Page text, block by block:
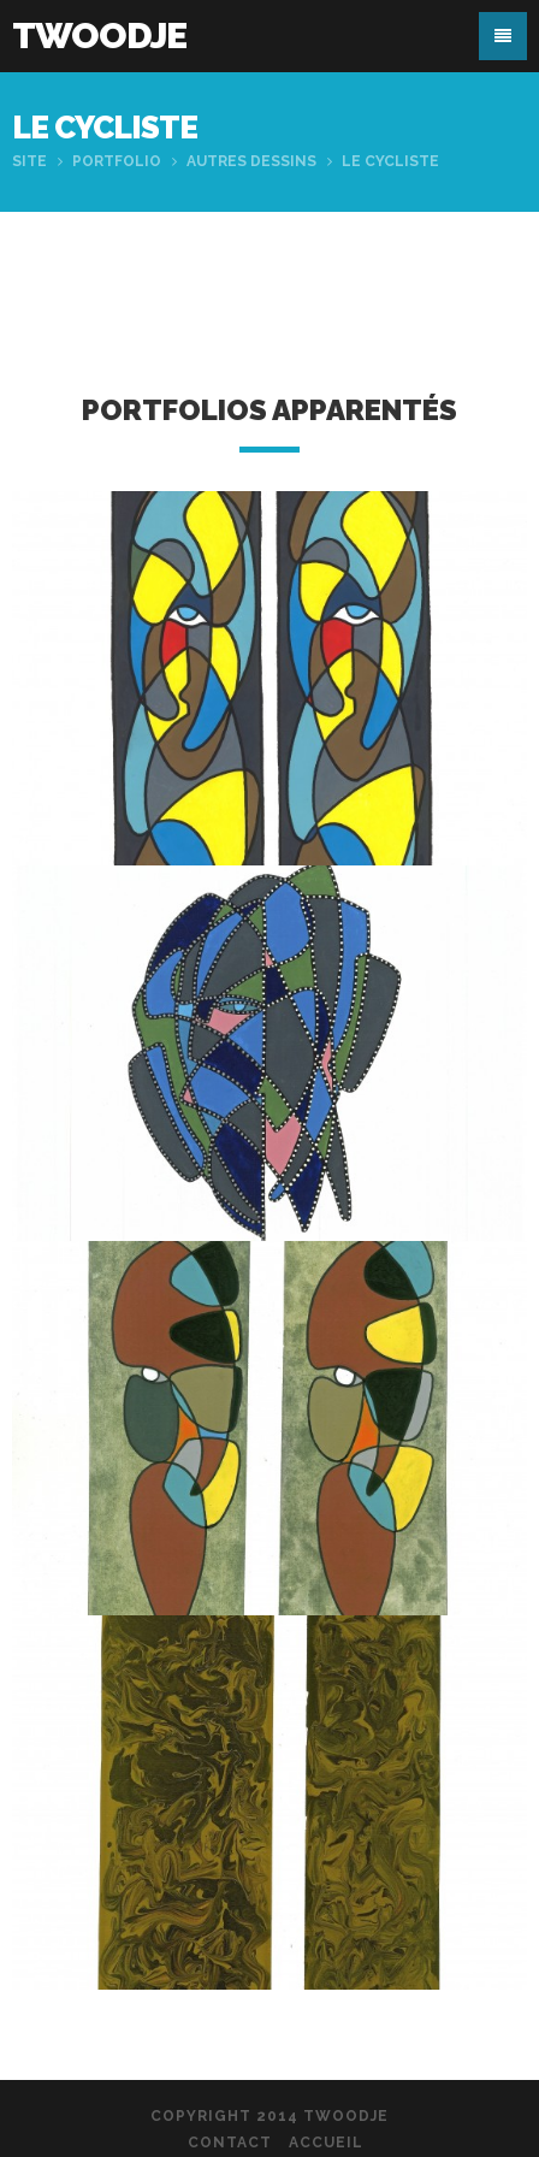
TWOODJE
LE CYCLISTE
SITE PORTFOLIO AUTRES DESSINS LE CYCLISTE
PORTFOLIOS APPARENTÉS
COPYRIGHT 2014 TWOODJE
CONTACT
ACCUEIL